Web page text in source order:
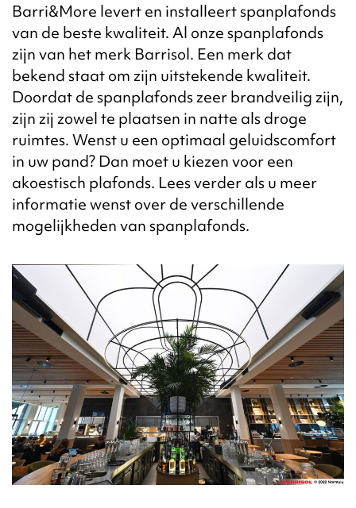
Barri&More levert en installeert spanplafonds
van de beste kwaliteit. Al onze spanplafonds
zijn van het merk Barrisol. Een merk dat
bekend staat om zijn uitstekende kwaliteit.
Doordat de spanplafonds zeer brandveilig zijn,
zijn zij zowel te plaatsen in natte als droge
ruimtes. Wenst u een optimaal geluidscomfort
in uw pand? Dan moet u kiezen voor een
akoestisch plafonds. Lees verder als u meer
informatie wenst over de verschillende
mogelijkheden van spanplafonds.